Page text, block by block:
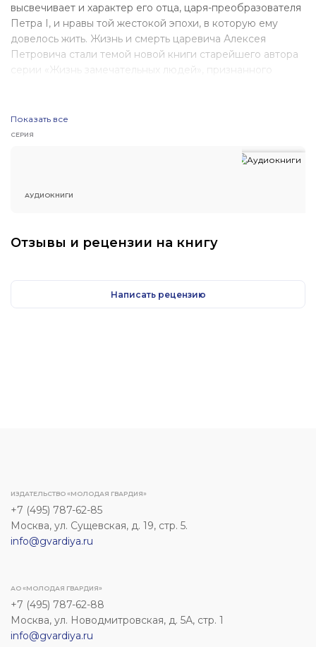
высвечивает и характер его отца, царя-преобразователя
Петра I, и нравы той жестокой эпохи, в которую ему
довелось жить. Жизнь и смерть царевича Алексея
Петровича стали темой новой книги старейшего автора
серии «Жизнь замечательных людей», признанного
Показать все
СЕРИЯ
АУДИОКНИГИ
Отзывы и рецензии на книгу
Написать рецензию
ИЗДАТЕЛЬСТВО «МОЛОДАЯ ГВАРДИЯ»
+7 (495) 787-62-85
Москва, ул. Сущевская, д. 19, стр. 5.
info@gvardiya.ru
АО «МОЛОДАЯ ГВАРДИЯ»
+7 (495) 787-62-88
Москва, ул. Новодмитровская, д. 5А, стр. 1
info@gvardiya.ru